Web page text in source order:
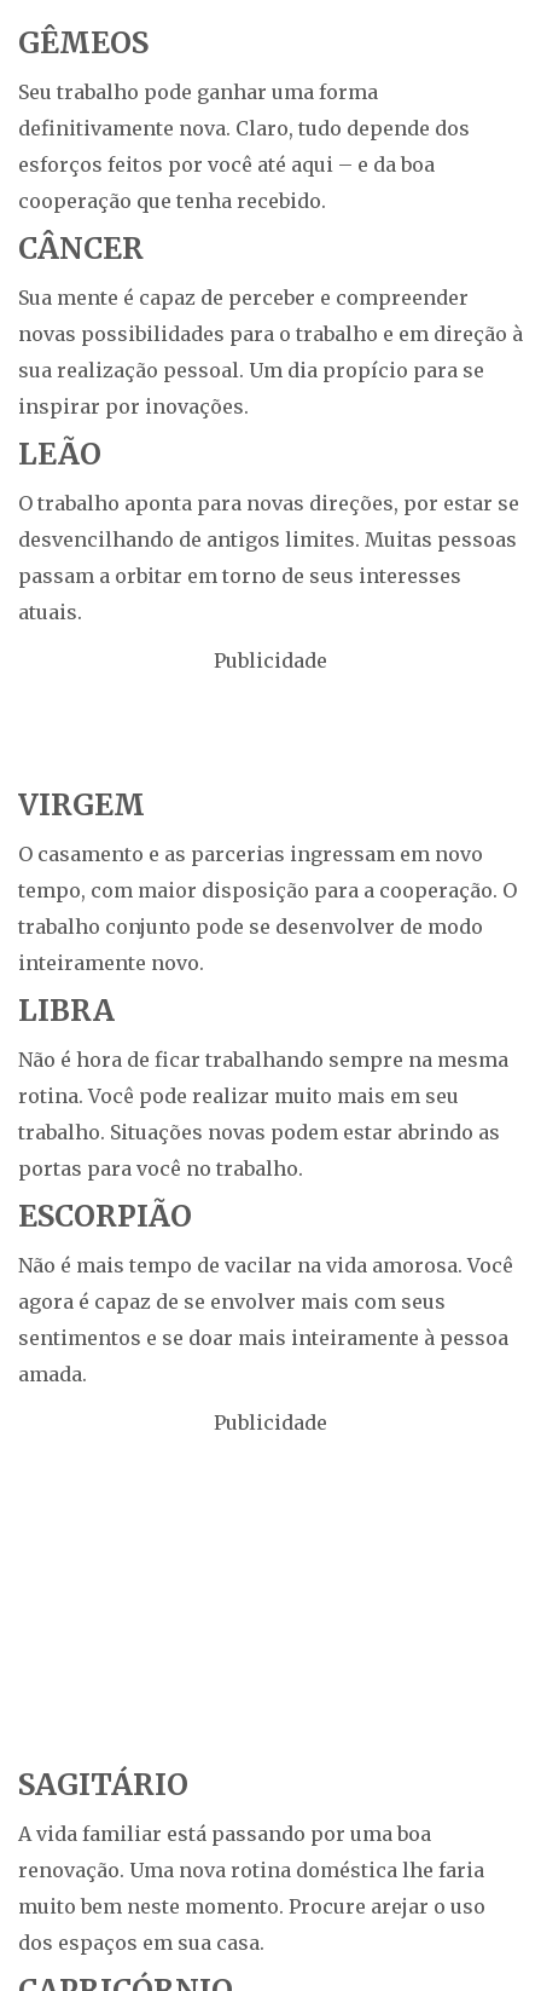
GÊMEOS
Seu trabalho pode ganhar uma forma
definitivamente nova. Claro, tudo depende dos
esforços feitos por você até aqui – e da boa
cooperação que tenha recebido.
CÂNCER
Sua mente é capaz de perceber e compreender
novas possibilidades para o trabalho e em direção à
sua realização pessoal. Um dia propício para se
inspirar por inovações.
LEÃO
O trabalho aponta para novas direções, por estar se
desvencilhando de antigos limites. Muitas pessoas
passam a orbitar em torno de seus interesses
atuais.
Publicidade
VIRGEM
O casamento e as parcerias ingressam em novo
tempo, com maior disposição para a cooperação. O
trabalho conjunto pode se desenvolver de modo
inteiramente novo.
LIBRA
Não é hora de ficar trabalhando sempre na mesma
rotina. Você pode realizar muito mais em seu
trabalho. Situações novas podem estar abrindo as
portas para você no trabalho.
ESCORPIÃO
Não é mais tempo de vacilar na vida amorosa. Você
agora é capaz de se envolver mais com seus
sentimentos e se doar mais inteiramente à pessoa
amada.
Publicidade
SAGITÁRIO
A vida familiar está passando por uma boa
renovação. Uma nova rotina doméstica lhe faria
muito bem neste momento. Procure arejar o uso
dos espaços em sua casa.